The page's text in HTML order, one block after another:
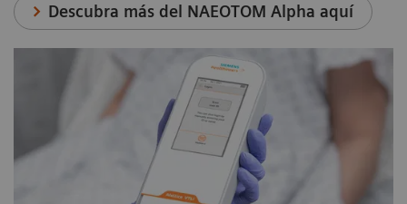
Descubra más del NAEOTOM Alpha aquí